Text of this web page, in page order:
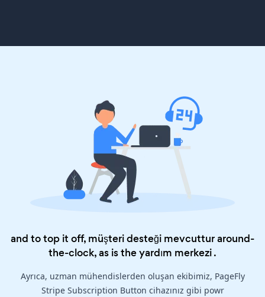
and to top it off, müşteri desteği mevcuttur around-
the-clock, as is theyardım merkezi.
Ayrıca, uzman mühendislerden oluşan ekibimiz, PageFly
Stripe Subscription Button cihazınız gibi powr